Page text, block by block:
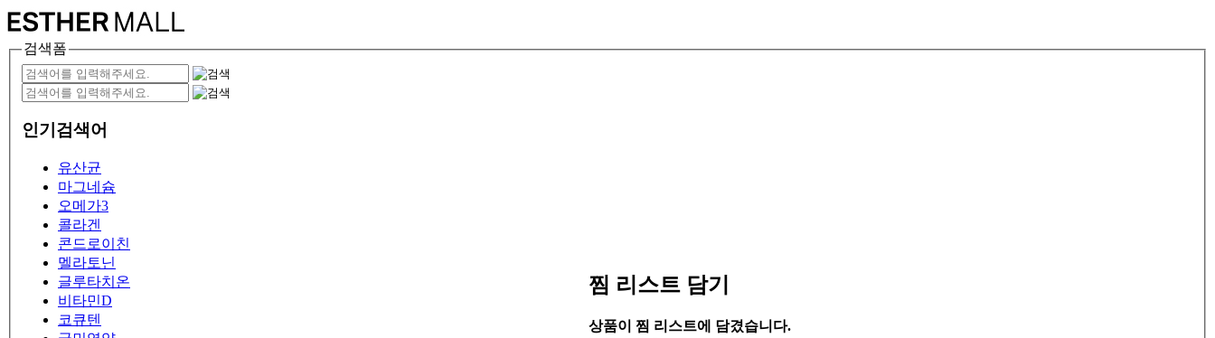
검색폼
인기검색어
유산균
마그네슘
오메가3
콜라겐
콘드로이친
멜라토닌
글루타치온
비타민D
코큐텐
찜 리스트 담기
상품이 찜 리스트에 담겼습니다.